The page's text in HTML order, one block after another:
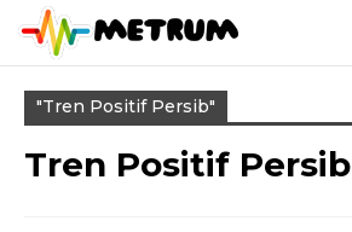
"tren Positif Persib"
Tren Positif Persib